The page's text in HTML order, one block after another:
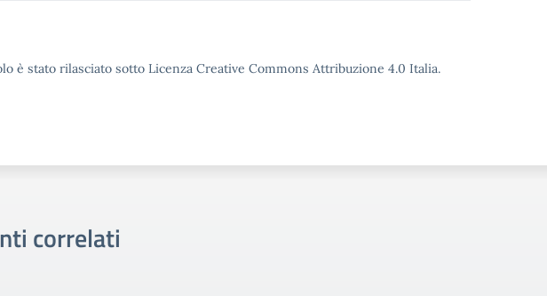
è stato rilasciato sotto Licenza Creative Commons Attribuzione 4.0 Italia.
correlati